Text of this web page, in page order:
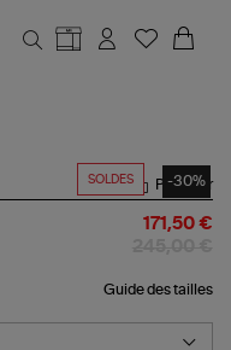
SOLDES -30%
Partager
171,50 €
Guide des tailles